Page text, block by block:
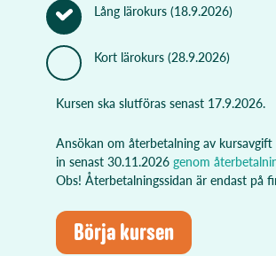
Lång lärokurs (18.9.2026)
Kort lärokurs (28.9.2026)
Kursen ska slutföras senast 17.9.2026.
Ansökan om återbetalning av kursavgift
in senast 30.11.2026 genom
Obs! Återbetalningssidan är endast på
Börja kursen